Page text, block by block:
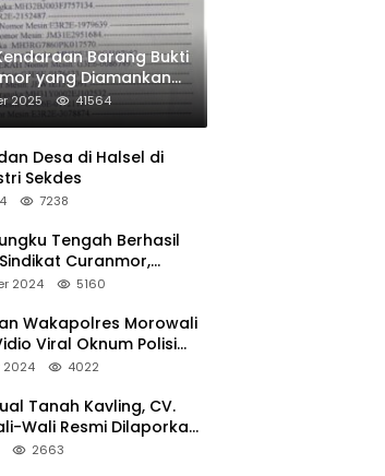
Barang Bukti
yang Diamankan
Morowali
2025 41564
Desa di Halsel di
Sekdes
7238
Tengah Berhasil
Curanmor,
Akui Beraksi di 7
2024 5160
Wakapolres Morowali
Viral Oknum Polisi
Warga Bahodopi
2024 4022
Tanah Kavling, CV.
Wali Resmi Dilaporkan
2663